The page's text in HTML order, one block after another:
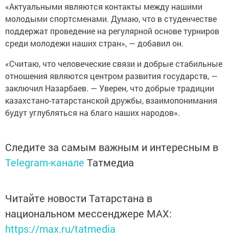
«Актуальными являются контакты между нашими
молодыми спортсменами. Думаю, что в студенчестве
поддержат проведение на регулярной основе турниров
среди молодежи наших стран», — добавил он.
«Считаю, что человеческие связи и добрые стабильные
отношения являются центром развития государств, —
заключил Назарбаев. — Уверен, что добрые традиции
казахстано-татарстанской дружбы, взаимопонимания
будут углубляться на благо наших народов».
Следите за самым важным и интересным в
Telegram-канале Татмедиа
Читайте новости Татарстана в
национальном мессенджере MАХ:
https://max.ru/tatmedia